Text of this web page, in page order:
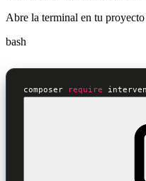
Abre la terminal en tu
bash
composer require